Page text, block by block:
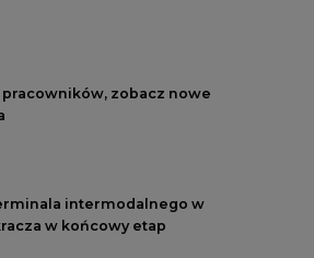
pracowników, zobacz nowe
intermodalnego w
w końcowy etap